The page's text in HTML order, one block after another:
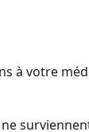
à votre